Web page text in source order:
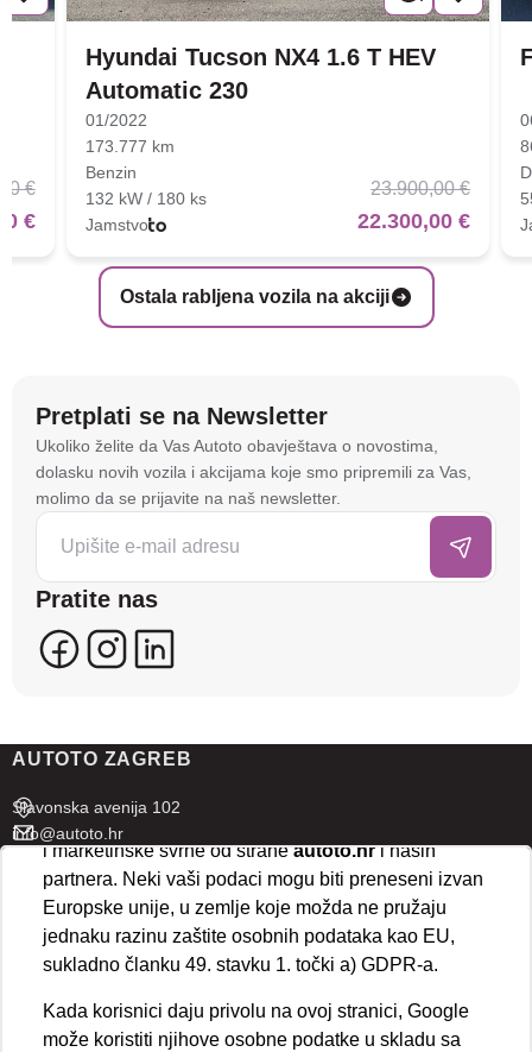
Ostala rabljena vozila na akciji
€
€
Hyundai Tucson NX4 1.6 T HEV
Automatic 230
01/2022
173.777 km
Benzin
132 kW / 180 ks
Jamstvo
23.900,00 €
22.300,00 €
Pretplati se na Newsletter
Ukoliko želite da Vas Autoto obavještava o novostima,
dolasku novih vozila i akcijama koje smo pripremili za Vas,
molimo da se prijavite na naš newsletter.
Pratite nas
AUTOTO ZAGREB
Slavonska avenija 102
info@autoto.hr
Pon - Pet 07:30-18:00
Sub 08:00-13:00
AUTOTO SPLIT
info@autoto.hr
Pon - Pet 08:00-17:00
Na stranici
tehnologije kako bismo spremali i pristupali
informacijama na vašem uređaju. To nam omogućuje
da poboljšamo funkcionalnost stranice, analiziramo
posjećenost te prikazujemo personalizirane oglase i
sadržaje koji bi vas mogli zanimati. U tu svrhu mogu
se kreirati korisnički profili koji povezuju podatke s
više uređaja i web lokacija. Naši partneri također
koriste ove tehnologije.
ispravno funkcioniranje stranice. Odabirom
kolačića na vaš uređaj i njihovu obradu za analitičke
i marketinške svrhe od straneautoto.hri naših
partnera. Neki vaši podaci mogu biti preneseni izvan
Europske unije, u zemlje koje možda ne pružaju
jednaku razinu zaštite osobnih podataka kao EU,
sukladno članku 49. stavku 1. točki a) GDPR-a.
Kada korisnici daju privolu na ovoj stranici, Google
može koristiti njihove osobne podatke u skladu sa